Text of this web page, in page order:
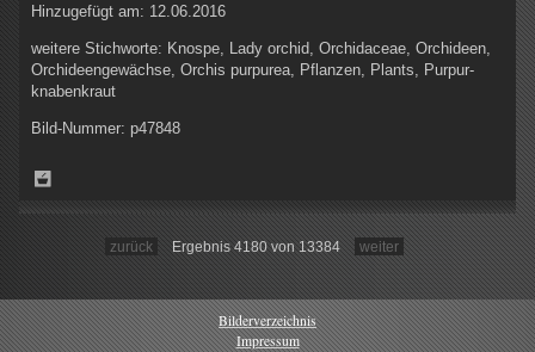
Hinzugefügt am: 12.06.2016
weitere Stichworte: Knospe, Lady orchid, Orchidaceae, Orchideen,
Orchideengewächse, Orchis purpurea, Pflanzen, Plants, Purpur-
knabenkraut
Bild-Nummer: p47848
zurück Ergebnis 4180 von 13384 weiter
Bilderverzeichnis
Impressum